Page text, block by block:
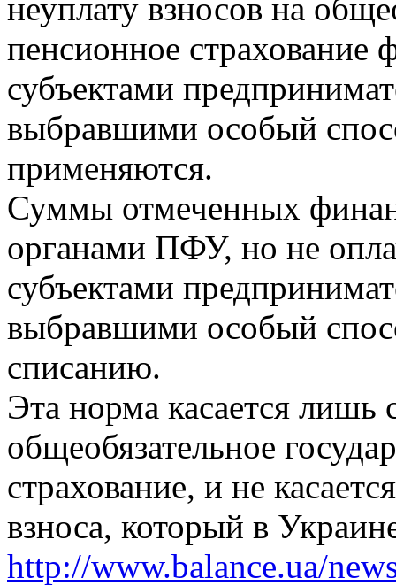
неуплату взносов на
пенсионное страхование
субъектами
выбравшими особый
применяются.
Суммы отмеченных
органами ПФУ, но не
субъектами
выбравшими особый
списанию.
Эта норма касается лишь
общеобязательное
страхование, и не
взноса, который в
http://www.balance.ua/